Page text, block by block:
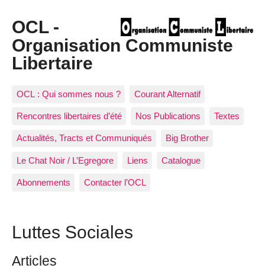
OCL -
Organisation Communiste
Libertaire
OCL : Qui sommes nous ? Courant Alternatif
Rencontres libertaires d’été Nos Publications Textes
Actualités, Tracts et Communiqués Big Brother
Le Chat Noir / L’Egregore Liens Catalogue
Abonnements Contacter l’OCL
Luttes Sociales
Articles